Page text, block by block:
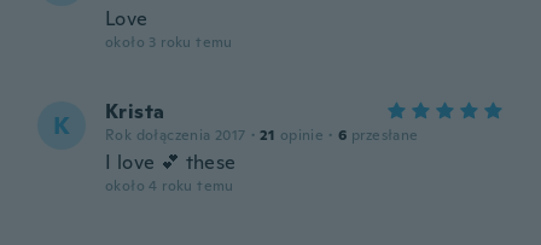
Love
około 3 roku temu
K Krista
Rok dołączenia 2017 · 21 opinie · 6 przesłane
I love 💕 these
około 4 roku temu